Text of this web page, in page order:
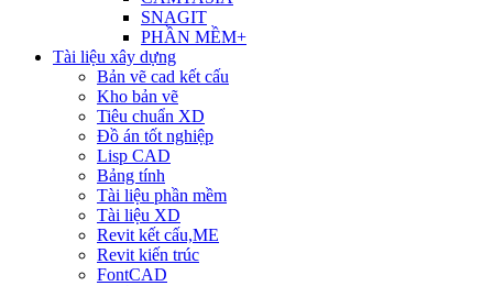
SNAGIT
PHẦN MỀM+
Tài liệu xây dựng
Bản vẽ cad kết cấu
Kho bản vẽ
Tiêu chuẩn XD
Đồ án tốt nghiệp
Lisp CAD
Bảng tính
Tài liệu phần mềm
Tài liệu XD
Revit kết cấu,ME
Revit kiến trúc
FontCAD